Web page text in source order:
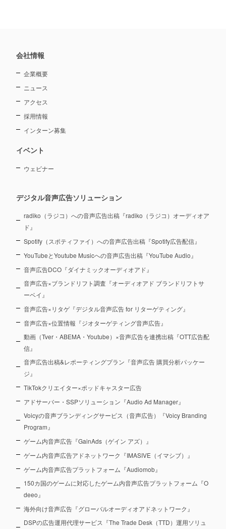
会社情報
企業概要
ニュース
アクセス
採用情報
インターン募集
イベント
ウェビナー
デジタル音声広告ソリューション
radiko（ラジコ）への音声広告出稿『radiko（ラジコ）オーディオア
ド』
Spotify（スポティファイ）への音声広告出稿『Spotify広告配信』
YouTubeとYoutube Musicへの音声広告出稿『YouTube Audio』
音声広告DCO『ダイナミックオーディオアド』
音声広告×ブランドリフト調査『オーディオアド ブランドリフトサ
ーベイ』
音声広告×リタゲ『デジタル音声広告 for リターゲティング』
音声広告×位置情報『ジオターゲティング音声広告』
動画（Tver・ABEMA・Youtube）×音声広告を連携出稿『OTT広告配
信』
音声広告出稿&レポーティングプラン『音声広告 購買分析パッケー
ジ』
TikTokクリエイター×ポッドキャスター広告
アドサーバー・SSPソリューション『Audio Ad Manager』
Voicyの音声ブランディングサービス（音声広告）『Voicy Branding
Program』
ゲーム内音声広告『GainAds（ゲイン アズ）』
ゲーム内音声広告アドネットワーク『IMASIVE（イマシブ）』
ゲーム内音声広告プラットフォーム『Audiomob』
150カ国のゲームに対応したゲーム内音声広告プラットフォーム『O
deeo』
海外向け音声広告『グローバルオーディオアドネットワーク』
DSPの広告運用代理サービス『The Trade Desk（TTD）運用ソリュ